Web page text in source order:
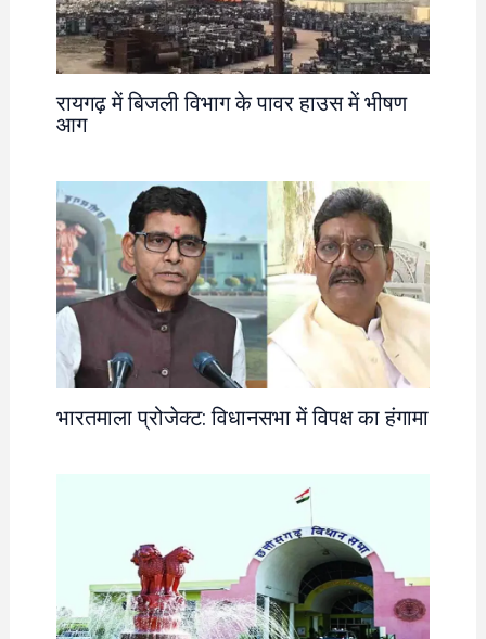
रायगढ़ में बिजली विभाग के पावर हाउस में भीषण
आग
भारतमाला प्रोजेक्ट: विधानसभा में विपक्ष का हंगामा